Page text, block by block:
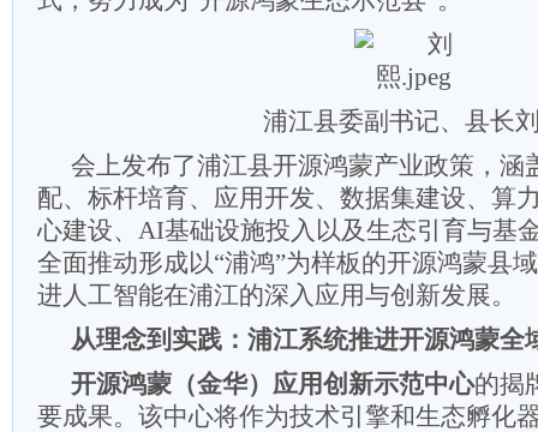
浦江县委副书记、县长
会上发布了浦江县开源鸿蒙产业政策，涵
配、标杆培育、应用开发、数据集建设、算
心建设、AI基础设施投入以及生态引育与基
全面推动形成以“浦鸿”为样板的开源鸿蒙县
进人工智能在浦江的深入应用与创新发展。
从理念到实践：浦江系统推进开源鸿蒙全
开源鸿蒙（金华）应用创新示范中心的揭
要成果。该中心将作为技术引擎和生态孵化